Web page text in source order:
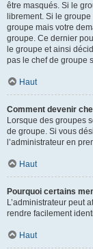
être masqués. Si le
librement. Si le
groupe mais votre
groupe. Ce dernier
le groupe et ainsi
pas le chef de groupe
Haut
Comment devenir
Lorsque des groupes
de groupe. Si vous
l’administrateur en
Haut
Pourquoi certains
L’administrateur peut
rendre facilement
Haut